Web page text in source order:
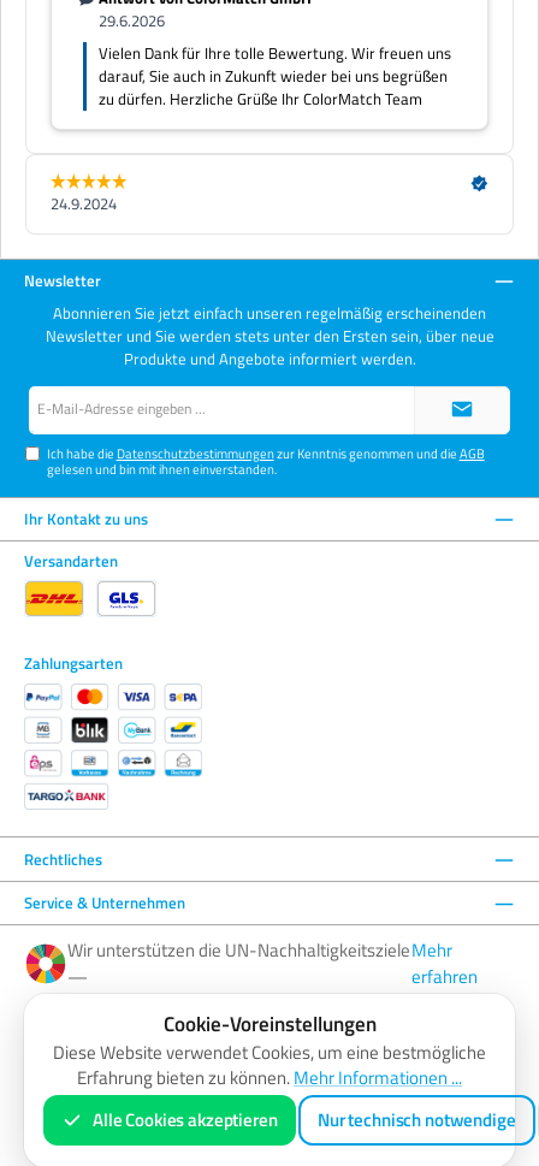
Newsletter
Abonnieren Sie jetzt einfach unseren regelmäßig erscheinenden
Newsletter und Sie werden stets unter den Ersten sein, über neue
Produkte und Angebote informiert werden.
Ich habe die Datenschutzbestimmungenzur Kenntnis genommen und dieAGB
gelesen und bin mit ihnen einverstanden.
Ihr Kontakt zu uns
Versandarten
Zahlungsarten
Rechtliches
Service & Unternehmen
Wir unterstützen die UN-Nachhaltigkeitsziele
—
Mehr
erfahren
Facebook Instagram YouTube LinkedIn
Barrierefreiheitserklärung Datenschutzerklärung Impressum
Widerrufsbelehrung
Vertrag widerrufen
* Alle Preise inkl. gesetzl. Mehrwertsteuer zzgl.Versandkostenund ggf. Nachnahmegebühren, wenn nicht anders
angegeben.
Cookie-Voreinstellungen
Diese Website verwendet Cookies, um eine bestmögliche
Erfahrung bieten zu können.Mehr Informationen ...
Alle Cookies akzeptieren
Nur technisch notwendige